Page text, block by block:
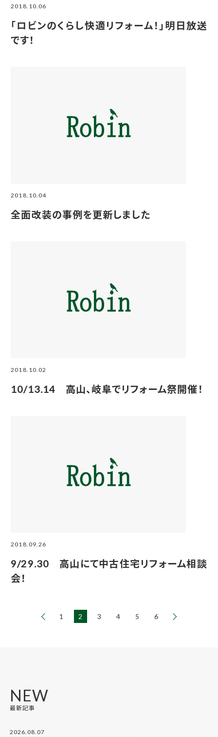
2018.10.06
「ロビンのくらし快適リフォーム！」明日放送
です！
2018.10.04
全面改装の事例を更新しました
2018.10.02
10/13.14 高山、岐阜でリフォーム祭開催！
2018.09.26
9/29.30 高山にて中古住宅リフォーム相談
会！
1 2 3 4 5 6
NEW
最新記事
2026.08.07